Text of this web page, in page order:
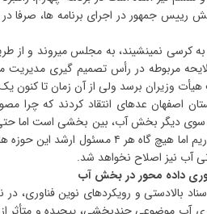
جمهور در اجرای برنامه ها، صرفا در
کرسی نمینشیند، به مجلس میروند و از
مربوطه در رأس تصمیم گیری مدیریت
وزیران برسد ولی از آن زمان تا
اصفهان عدهای انتقاد کردند که چرا
سوی دیگر بخش آب، بین بخشی است اما
کشاورزی، آب، منابع طبیعی و محیط زیست
آب نیز اصلاح نخواهد شد.
داده محور در بخش آب
بالادستی و رویکردهای نوین